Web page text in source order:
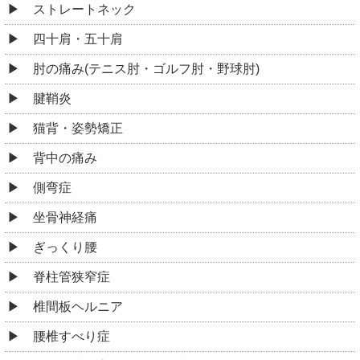
ストレートネック
四十肩・五十肩
肘の痛み(テニス肘・ゴルフ肘・野球肘)
腱鞘炎
猫背・姿勢矯正
背中の痛み
側弯症
坐骨神経痛
ぎっくり腰
脊柱管狭窄症
椎間板ヘルニア
腰椎すべり症